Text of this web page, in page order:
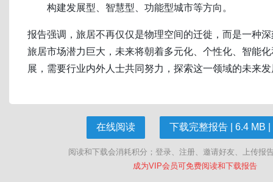
构建发展型、智慧型、功能型城市等方向。
报告强调，旅居不再仅仅是物理空间的迁徙，而是一种
旅居市场潜力巨大，未来将朝着多元化、个性化、智能
展，需要行业内外人士共同努力，探索这一领域的未来
在线阅读 下载完整报告 | 6.4 MB |
阅读和下载会消耗积分；登录、注册、邀请好友、上传报
成为VIP会员可免费阅读和下载报告